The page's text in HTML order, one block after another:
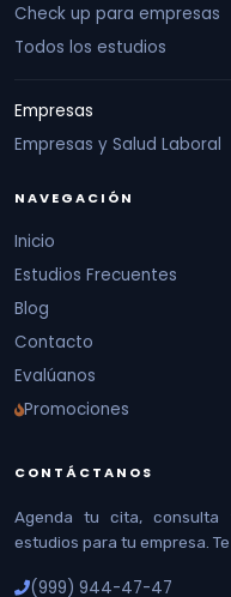
Check up para empresas
Todos los estudios
Empresas
Empresas y Salud Laboral
NAVEGACIÓN
Inicio
Estudios Frecuentes
Blog
Contacto
Evalúanos
Promociones
CONTÁCTANOS
Agenda tu cita, consulta
estudios para tu empresa.
(999) 944-47-47